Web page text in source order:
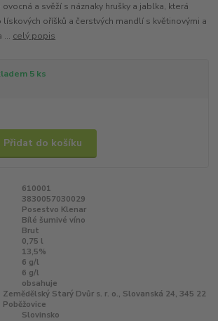
a svěží s náznaky hrušky a jablka, která
oříšků a čerstvých mandlí s květinovými a
... celý popis
5 ks
Přidat do košíku
610001
3830057030029
Posestvo Klenar
Bílé šumivé víno
Brut
0,75 l
13,5%
6 g/l
6 g/l
obsahuje
Zemědělský Starý Dvůr s. r. o., Slovanská 24, 345 22
Poběžovice
Slovinsko